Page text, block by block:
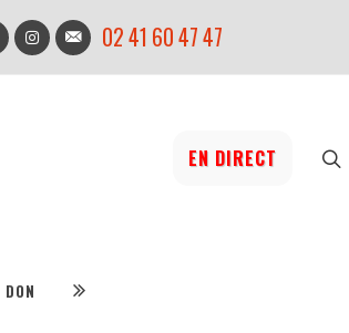
02 41 60 47 47
EN DIRECT